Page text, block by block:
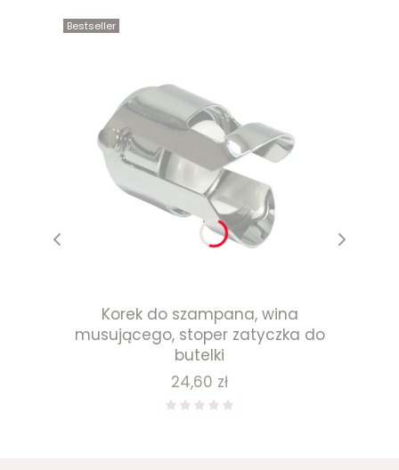
Bestseller
Korek do szampana, wina
musującego, stoper zatyczka do
butelki
Cena
24,60 zł